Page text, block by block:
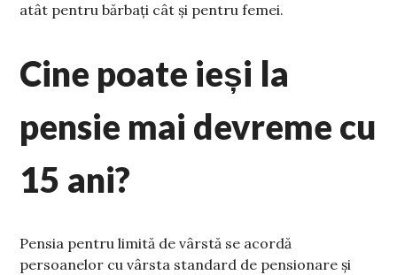
atât pentru bărbați cât și pentru femei.
Cine poate ieși la
pensie mai devreme cu
15 ani?
Pensia pentru limită de vârstă se acordă
persoanelor cu vârsta standard de pensionare şi